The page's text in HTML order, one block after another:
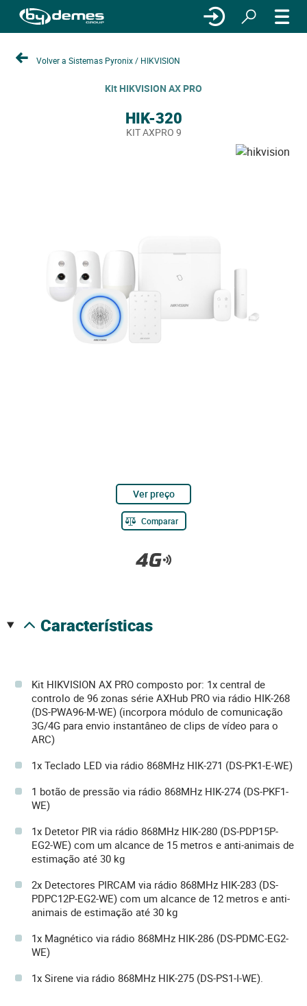
Volver a Sistemas Pyronix / HIKVISION
Kit HIKVISION AX PRO
HIK-320
KIT AXPRO 9
Ver preço
Comparar
características
Kit HIKVISION AX PRO composto por: 1x central de
controlo de 96 zonas série AXHub PRO via rádio HIK-268
(DS-PWA96-M-WE) (incorpora módulo de comunicação
3G/4G para envio instantâneo de clips de vídeo para o
ARC)
1x Teclado LED via rádio 868MHz HIK-271 (DS-PK1-E-WE)
1 botão de pressão via rádio 868MHz HIK-274 (DS-PKF1-
WE)
1x Detetor PIR via rádio 868MHz HIK-280 (DS-PDP15P-
EG2-WE) com um alcance de 15 metros e anti-animais de
estimação até 30 kg
2x Detectores PIRCAM via rádio 868MHz HIK-283 (DS-
PDPC12P-EG2-WE) com um alcance de 12 metros e anti-
animais de estimação até 30 kg
1x Magnético via rádio 868MHz HIK-286 (DS-PDMC-EG2-
WE)
1x Sirene via rádio 868MHz HIK-275 (DS-PS1-I-WE).